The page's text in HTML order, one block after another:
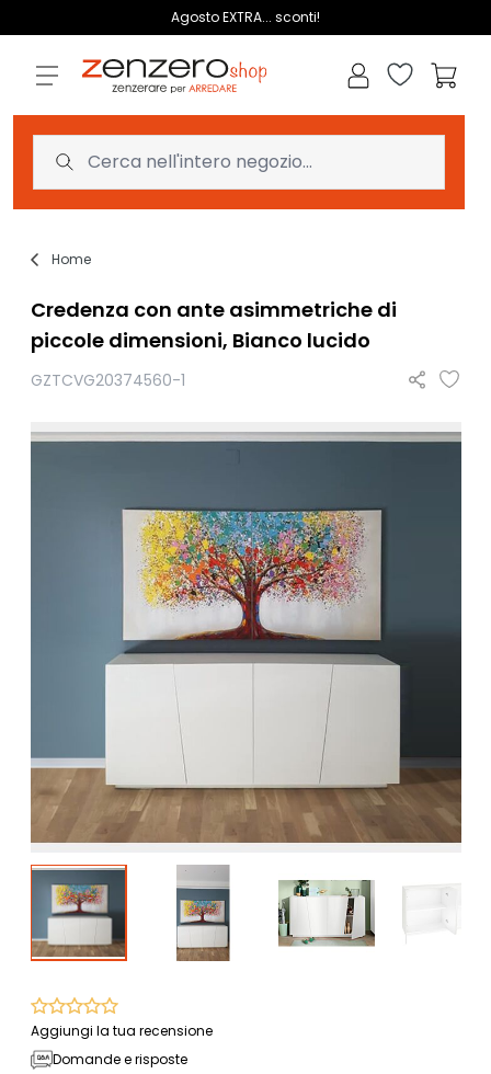
Agosto EXTRA... sconti!
Lista dei
Home
Credenza con ante asimmetriche di
piccole dimensioni, Bianco lucido
GZTCVG20374560-1
Aggiungi la tua recensione
Domande e risposte